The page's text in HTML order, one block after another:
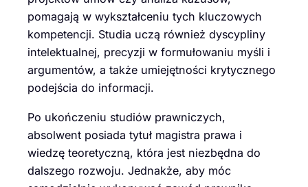
pomagają w wykształceniu tych kluczowych
kompetencji. Studia uczą również dyscypliny
intelektualnej, precyzji w formułowaniu myśli i
argumentów, a także umiejętności krytycznego
podejścia do informacji.
Po ukończeniu studiów prawniczych,
absolwent posiada tytuł magistra prawa i
wiedzę teoretyczną, która jest niezbędna do
dalszego rozwoju. Jednakże, aby móc